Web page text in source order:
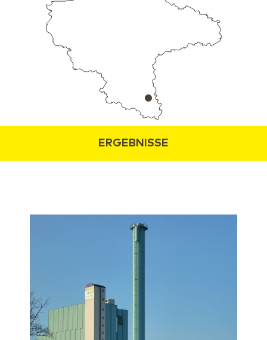
ERGEBNISSE